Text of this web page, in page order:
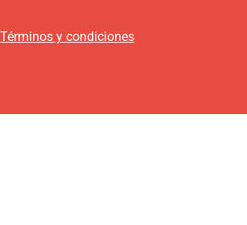
Términos y condiciones